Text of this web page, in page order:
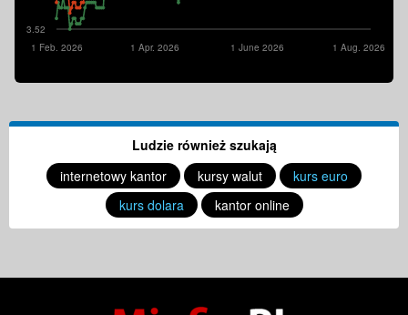
3.52
1 Aug. 2026
1 June 2026
1 Apr. 2026
1 Feb. 2026
Ludzie również szukają
internetowy kantor
kursy walut
kurs euro
kurs dolara
kantor online